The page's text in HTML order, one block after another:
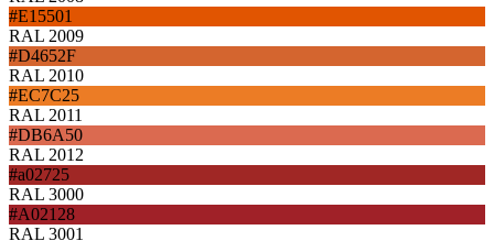
#E15501
RAL 2009
#D4652F
RAL 2010
#EC7C25
RAL 2011
#DB6A50
RAL 2012
#a02725
RAL 3000
#A02128
RAL 3001